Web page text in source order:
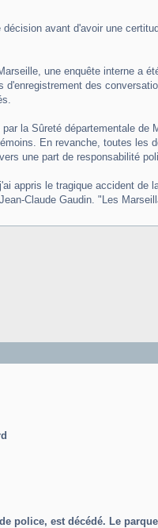
avant d'avoir une
une enquête interne a
d'enregistrement des
la Sûreté départementale
En revanche, toutes les
une part de responsabilité
appris le tragique accident
Claude Gaudin. "Les
police, est décédé. Le